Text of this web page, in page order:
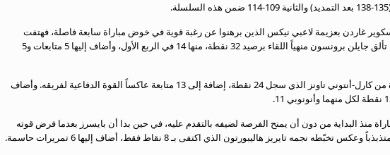
غاردن بعزيمة لاعبي نيكس الذين برهنوا عن رغبة قوية في خوض مباراة سابعة فاصلة، فهتفت
"نيويورك في سبعة"، في حين تألق جايلن برونسون منهياً اللقاء برصيد 32 نقطة، منها 14 في الربع الأول، وأضاف إليها 5 متابعات و5
وحظي صانع الألعاب بمساندة من كارل-أنتوني تاونز الذي سجل 24 نقطة، إضافة إلى 13 متابعة عاكساً القوة الدفاعية لفريقه. وأضاف
منذ البداية من دون أن يمنح الفرصة لضيفه بالتقدم عليه، في حين بدا أن بايسرز بعدما فرض قوته
نجمه تايريز هاليبورتون الذي اكتفى بـ 8 نقاط فقط، أضاف إليها 6 تمريرات حاسمة.